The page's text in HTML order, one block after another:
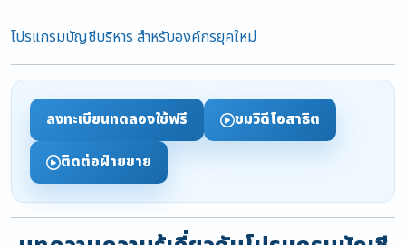
โปรแกรมบัญชีบริหาร สำหรับองค์กรยุคใหม่
ลงทะเบียนทดลองใช้ฟรี
ชมวิดีโอสาธิต
ติดต่อฝ่ายขาย